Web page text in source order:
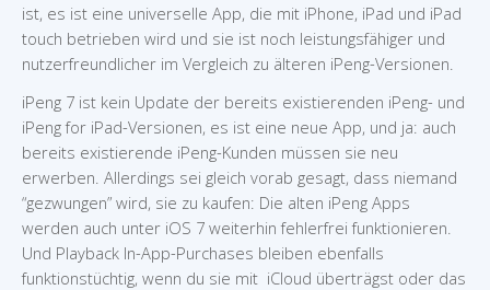
iPeng Classic
ist, es ist eine universelle App, die mit iPhone, iPad und iPad
touch betrieben wird und sie ist noch leistungsfähiger und
nutzerfreundlicher im Vergleich zu älteren iPeng-Versionen.
iPeng 7 ist kein Update der bereits existierenden iPeng- und
iPeng for iPad-Versionen, es ist eine neue App, und ja: auch
bereits existierende iPeng-Kunden müssen sie neu
erwerben. Allerdings sei gleich vorab gesagt, dass niemand
“gezwungen” wird, sie zu kaufen: Die alten iPeng Apps
werden auch unter iOS 7 weiterhin fehlerfrei funktionieren.
Und Playback In-App-Purchases bleiben ebenfalls
funktionstüchtig, wenn du sie mit iCloud überträgst oder das